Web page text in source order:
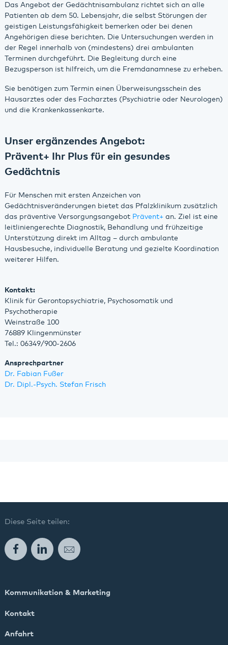
Das Angebot der Gedächtnisambulanz richtet sich an alle
Patienten ab dem 50. Lebensjahr, die selbst Störungen der
geistigen Leistungsfähigkeit bemerken oder bei denen
Angehörigen diese berichten. Die Untersuchungen werden in
der Regel innerhalb von (mindestens) drei ambulanten
Terminen durchgeführt. Die Begleitung durch eine
Bezugsperson ist hilfreich, um die Fremdanamnese zu erheben.
Sie benötigen zum Termin einen Überweisungsschein des
Hausarztes oder des Facharztes (Psychiatrie oder Neurologen)
und die Krankenkassenkarte.
Unser ergänzendes Angebot:
Prävent+ Ihr Plus für ein gesundes
Gedächtnis
Für Menschen mit ersten Anzeichen von
Gedächtnisveränderungen bietet das Pfalzklinikum zusätzlich
das präventive Versorgungsangebot Prävent+an. Ziel ist eine
leitliniengerechte Diagnostik, Behandlung und frühzeitige
Unterstützung direkt im Alltag – durch ambulante
Hausbesuche, individuelle Beratung und gezielte Koordination
weiterer Hilfen.
Kontakt:
Klinik für Gerontopsychiatrie, Psychosomatik und
Psychotherapie
Weinstraße 100
76889 Klingenmünster
Tel.: 06349/900-2606
Ansprechpartner
Dr. Fabian Fußer
Dr. Dipl.-Psych. Stefan Frisch
Diese Seite teilen:
FacebookLinkedInE-Mail
Kommunikation & Marketing
Kontakt
Anfahrt